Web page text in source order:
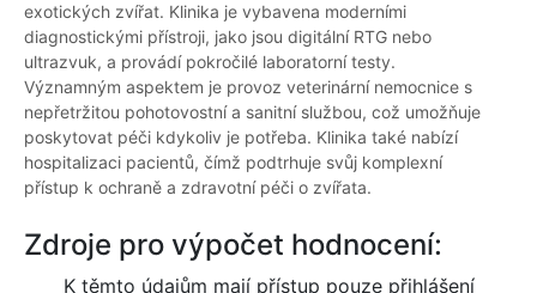
exotických zvířat. Klinika je vybavena moderními
diagnostickými přístroji, jako jsou digitální RTG nebo
ultrazvuk, a provádí pokročilé laboratorní testy.
Významným aspektem je provoz veterinární nemocnice s
nepřetržitou pohotovostní a sanitní službou, což umožňuje
poskytovat péči kdykoliv je potřeba. Klinika také nabízí
hospitalizaci pacientů, čímž podtrhuje svůj komplexní
přístup k ochraně a zdravotní péči o zvířata.
Zdroje pro výpočet hodnocení:
K těmto údajům mají přístup pouze přihlášení